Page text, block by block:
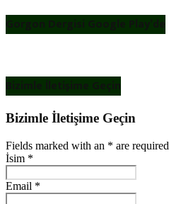
Gorgon Dergisi Google Play’de
Bizimle İletişime Geçin
Bizimle İletişime Geçin
Fields marked with an * are required
İsim *
Email *